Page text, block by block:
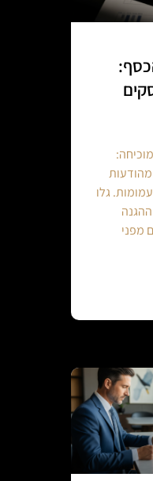
מהודעות
גלו
מפני